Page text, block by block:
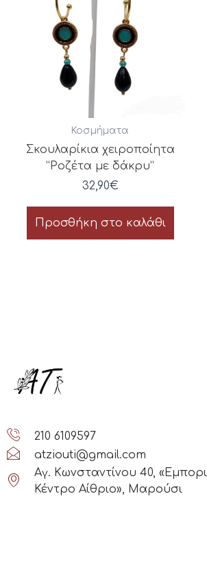
Κοσμήματα
Σκουλαρίκια χειροποίητα
“Ροζέτα με δάκρυ”
32,90€
Προσθήκη στο καλάθι
210 6109597
atziouti@gmail.com
Αγ. Κωνσταντίνου 40,
Κέντρο Αίθριο», Μαρούσι